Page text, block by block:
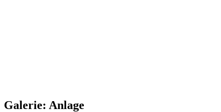
Galerie: Anlage